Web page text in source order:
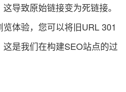
导致原始链接变为死链接。
体验，您可以将旧URL 301
是我们在构建SEO站点的过